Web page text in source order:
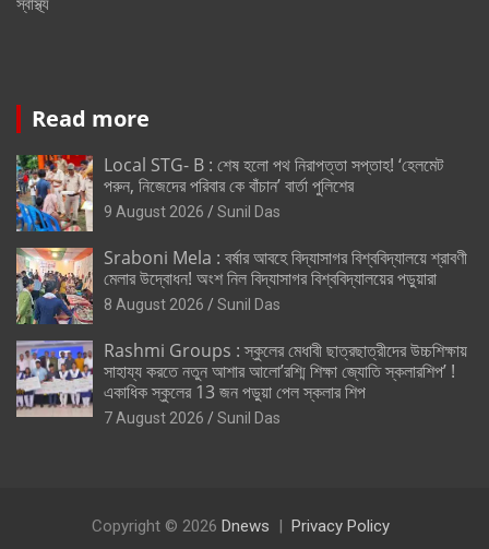
স্বাস্থ্য
Read more
Local STG- B : শেষ হলো পথ নিরাপত্তা সপ্তাহ! ‘হেলমেট
পরুন, নিজেদের পরিবার কে বাঁচান’ বার্তা পুলিশের
9 August 2026 Sunil Das
Sraboni Mela : বর্ষার আবহে বিদ্যাসাগর বিশ্ববিদ্যালয়ে শ্রাবণী
মেলার উদ্বোধন! অংশ নিল বিদ্যাসাগর বিশ্ববিদ্যালয়ের পড়ুয়ারা
8 August 2026 Sunil Das
Rashmi Groups : স্কুলের মেধাবী ছাত্রছাত্রীদের উচ্চশিক্ষায়
সাহায্য করতে নতুন আশার আলো’রশ্মি শিক্ষা জ্যোতি স্কলারশিপ’ !
একাধিক স্কুলের 13 জন পড়ুয়া পেল স্কলার শিপ
7 August 2026 Sunil Das
Copyright © 2026 Dnews Privacy Policy